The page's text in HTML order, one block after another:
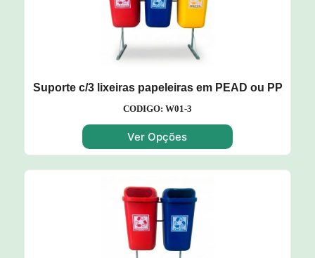
Suporte c/3 lixeiras papeleiras em PEAD ou PP
CODIGO: W01-3
Ver Opções